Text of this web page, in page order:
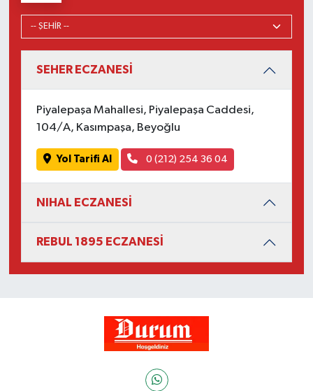
SEHER ECZANESİ
Piyalepaşa Mahallesi, Piyalepaşa Caddesi,
104/A, Kasımpaşa, Beyoğlu
Yol Tarifi Al 0 (212) 254 36 04
NIHAL ECZANESİ
REBUL 1895 ECZANESİ